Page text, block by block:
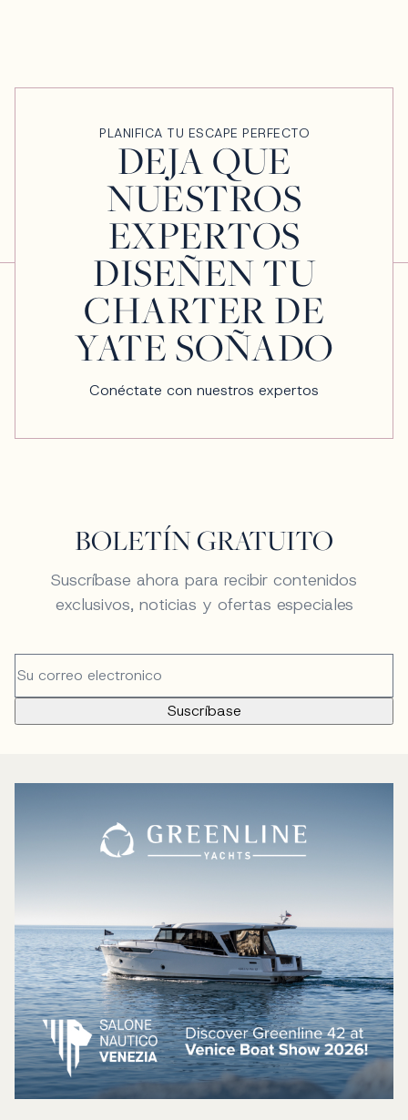
PLANIFICA TU ESCAPE PERFECTO
DEJA QUE
NUESTROS
EXPERTOS
DISEÑEN TU
CHARTER DE
YATE SOÑADO
Conéctate con nuestros expertos
BOLETÍN GRATUITO
Suscríbase ahora para recibir contenidos
exclusivos, noticias y ofertas especiales